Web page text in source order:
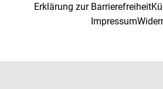
Erklärung zur Barrierefreiheit
Impressum